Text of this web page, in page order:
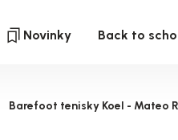
Novinky Back to
Barefoot tenisky Koel - Mateo